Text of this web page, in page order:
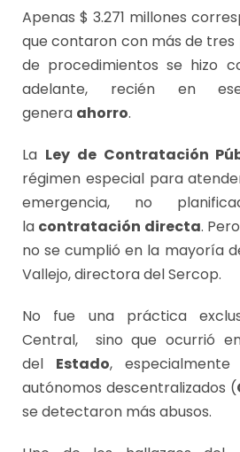
Apenas $ 3.271 millones
que contaron con más de tres
de procedimientos se hizo
adelante, recién en
genera ahorro.
La Ley de Contratación
régimen especial para
emergencia, no
la contratación directa.
no se cumplió en la mayoría
Vallejo, directora del Sercop.
No fue una práctica
Central, sino que ocurrió
del Estado,
autónomos descentralizados (
se detectaron más abusos.